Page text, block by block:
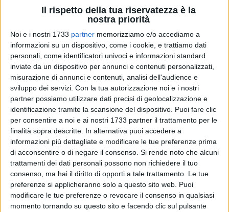
Il rispetto della tua riservatezza è la
nostra priorità
Noi e i nostri 1733 partner memorizziamo e/o accediamo a
informazioni su un dispositivo, come i cookie, e trattiamo dati
personali, come identificatori univoci e informazioni standard
inviate da un dispositivo per annunci e contenuti personalizzati,
misurazione di annunci e contenuti, analisi dell'audience e
sviluppo dei servizi. Con la tua autorizzazione noi e i nostri
partner possiamo utilizzare dati precisi di geolocalizzazione e
identificazione tramite la scansione del dispositivo. Puoi fare clic
per consentire a noi e ai nostri 1733 partner il trattamento per le
finalità sopra descritte. In alternativa puoi accedere a
informazioni più dettagliate e modificare le tue preferenze prima
di acconsentire o di negare il consenso. Si rende noto che alcuni
trattamenti dei dati personali possono non richiedere il tuo
consenso, ma hai il diritto di opporti a tale trattamento. Le tue
preferenze si applicheranno solo a questo sito web. Puoi
modificare le tue preferenze o revocare il consenso in qualsiasi
momento tornando su questo sito e facendo clic sul pulsante
Rientrano dalle vacanze anche la pratiche del furto di
automobili o forse non sono proprio mai andate in ferie.
Proprio ieri i Carabinieri della compagnia di Barletta hanno
arrestato il 42enne C. L. ed il 21enne C. R. con l'accusa di
tentato furto aggravato. Questa notte i due sono stati
sorpresi e bloccati mentre tentavano di asportare una Lancia
Ypsilon parcheggiata in strada.